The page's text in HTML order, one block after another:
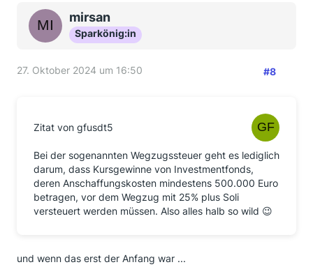
mirsan
Sparkönig:in
27. Oktober 2024 um 16:50 #8
Zitat von gfusdt5
Bei der sogenannten Wegzugssteuer geht es lediglich
darum, dass Kursgewinne von Investmentfonds,
deren Anschaffungskosten mindestens 500.000 Euro
betragen, vor dem Wegzug mit 25% plus Soli
versteuert werden müssen. Also alles halb so wild 😉
und wenn das erst der Anfang war ...